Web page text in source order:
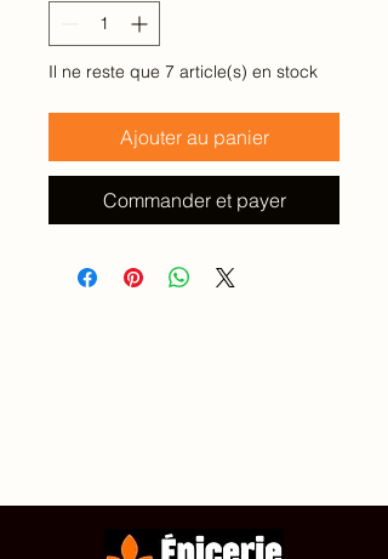
Millilitres
Il ne reste que 7 article(s) en stock
Ajouter au panier
Commander et payer